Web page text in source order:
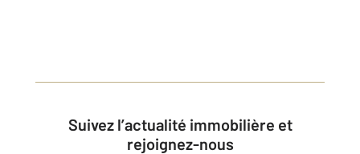
Suivez l’actualité immobilière et
rejoignez-nous